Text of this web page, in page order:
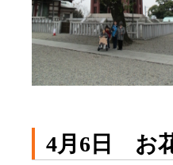
4月6日 お